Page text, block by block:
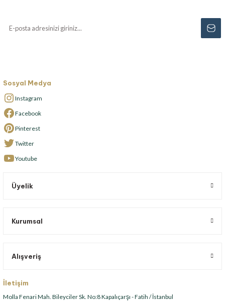
Sosyal Medya
Instagram
Facebook
Pinterest
Twitter
Youtube
Üyelik
Kurumsal
Alışveriş
İletişim
Molla Fenari Mah. Bileyciler Sk. No:8 Kapalıçarşı - Fatih / İstanbul